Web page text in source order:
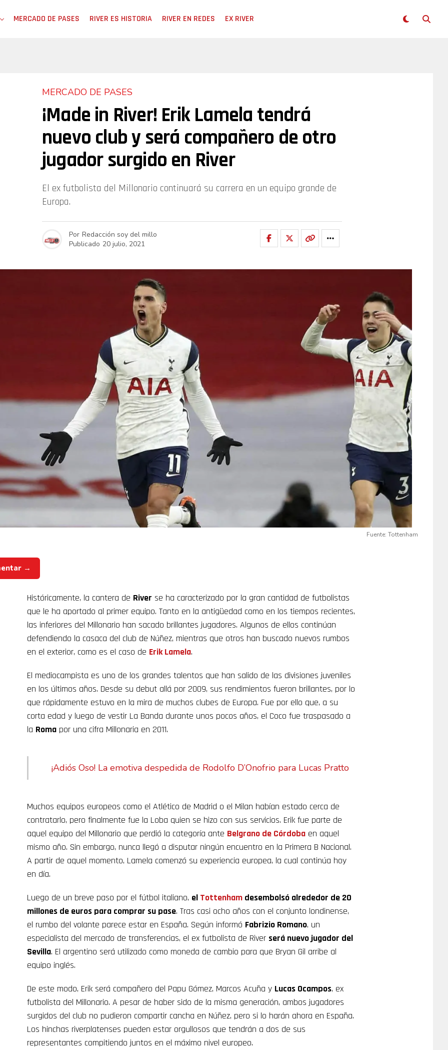
MERCADO DE PASES RIVER ES HISTORIA RIVER EN REDES EX RIVER
MERCADO DE PASES
¡Made in River! Erik Lamela tendrá
nuevo club y será compañero de otro
jugador surgido en River
El ex futbolista del Millonario continuará su carrera en un equipo grande de
Europa.
Por Redacción soy del millo
Publicado 20 julio, 2021
Fuente: Tottenham
→
Históricamente, la cantera de River se ha caracterizado por la gran cantidad de futbolistas
que le ha aportado al primer equipo. Tanto en la antigüedad como en los tiempos recientes,
las inferiores del Millonario han sacado brillantes jugadores. Algunos de ellos continúan
defendiendo la casaca del club de Núñez, mientras que otros han buscado nuevos rumbos
en el exterior, como es el caso de Erik Lamela.
El mediocampista es uno de los grandes talentos que han salido de las divisiones juveniles
en los últimos años. Desde su debut allá por 2009, sus rendimientos fueron brillantes, por lo
que rápidamente estuvo en la mira de muchos clubes de Europa. Fue por ello que, a su
corta edad y luego de vestir La Banda durante unos pocos años, el Coco fue traspasado a
la Roma por una cifra Millonaria en 2011.
¡Adiós Oso! La emotiva despedida de Rodolfo D’Onofrio para Lucas Pratto
Muchos equipos europeos como el Atlético de Madrid o el Milan habían estado cerca de
contratarlo, pero finalmente fue la Loba quien se hizo con sus servicios. Erik fue parte de
aquel equipo del Millonario que perdió la categoría ante Belgrano de Córdoba en aquel
mismo año. Sin embargo, nunca llegó a disputar ningún encuentro en la Primera B Nacional.
A partir de aquel momento, Lamela comenzó su experiencia europea, la cual continúa hoy
en día.
Luego de un breve paso por el fútbol italiano, el Tottenham desembolsó alrededor de 20
millones de euros para comprar su pase. Tras casi ocho años con el conjunto londinense,
el rumbo del volante parece estar en España. Según informó Fabrizio Romano, un
especialista del mercado de transferencias, el ex futbolista de River será nuevo jugador del
Sevilla. El argentino será utilizado como moneda de cambio para que Bryan Gil arribe al
equipo inglés.
De este modo, Erik será compañero del Papu Gómez, Marcos Acuña y Lucas Ocampos, ex
futbolista del Millonario. A pesar de haber sido de la misma generación, ambos jugadores
surgidos del club no pudieron compartir cancha en Núñez, pero si lo harán ahora en España.
Los hinchas riverplatenses pueden estar orgullosos que tendrán a dos de sus
representantes compitiendo juntos en el máximo nivel europeo.